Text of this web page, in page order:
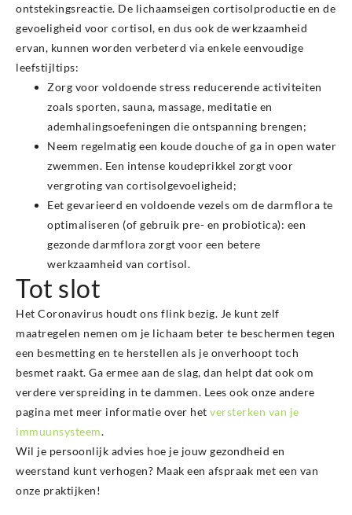
ontstekingsreactie. De lichaamseigen cortisolproductie en de
gevoeligheid voor cortisol, en dus ook de werkzaamheid
ervan, kunnen worden verbeterd via enkele eenvoudige
leefstijltips:
Zorg voor voldoende stress reducerende activiteiten
zoals sporten, sauna, massage, meditatie en
ademhalingsoefeningen die ontspanning brengen;
Neem regelmatig een koude douche of ga in open water
zwemmen. Een intense koudeprikkel zorgt voor
vergroting van cortisolgevoeligheid;
Eet gevarieerd en voldoende vezels om de darmflora te
optimaliseren (of gebruik pre- en probiotica): een
gezonde darmflora zorgt voor een betere
werkzaamheid van cortisol.
Tot slot
Het Coronavirus houdt ons flink bezig. Je kunt zelf
maatregelen nemen om je lichaam beter te beschermen tegen
een besmetting en te herstellen als je onverhoopt toch
besmet raakt. Ga ermee aan de slag, dan helpt dat ook om
verdere verspreiding in te dammen. Lees ook onze andere
pagina met meer informatie over het versterken van je
immuunsysteem.
Wil je persoonlijk advies hoe je jouw gezondheid en
weerstand kunt verhogen? Maak een afspraak met een van
onze praktijken!